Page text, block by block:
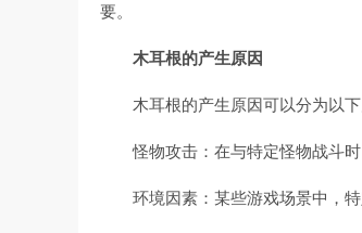
要。
木耳根的产生原因
木耳根的产生原因可以分为以
怪物攻击：在与特定怪物战斗
环境因素：某些游戏场景中，